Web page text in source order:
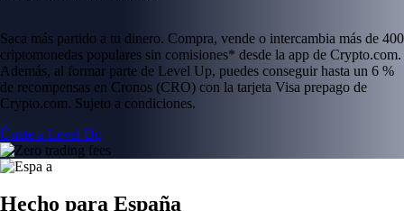
Saca más partido a tu dinero. Compra, vende o intercambia más de 400
criptomonedas populares sin comisiones* desde la app de Crypto.com.
Además, al formar parte de Level Up, puedes conseguir hasta un 6 %
de recompensas en Cronos (CRO) con la tarjeta Visa prepago de
Crypto.com. Sujeto a condiciones.
Únete a Level Up
Hecho para España